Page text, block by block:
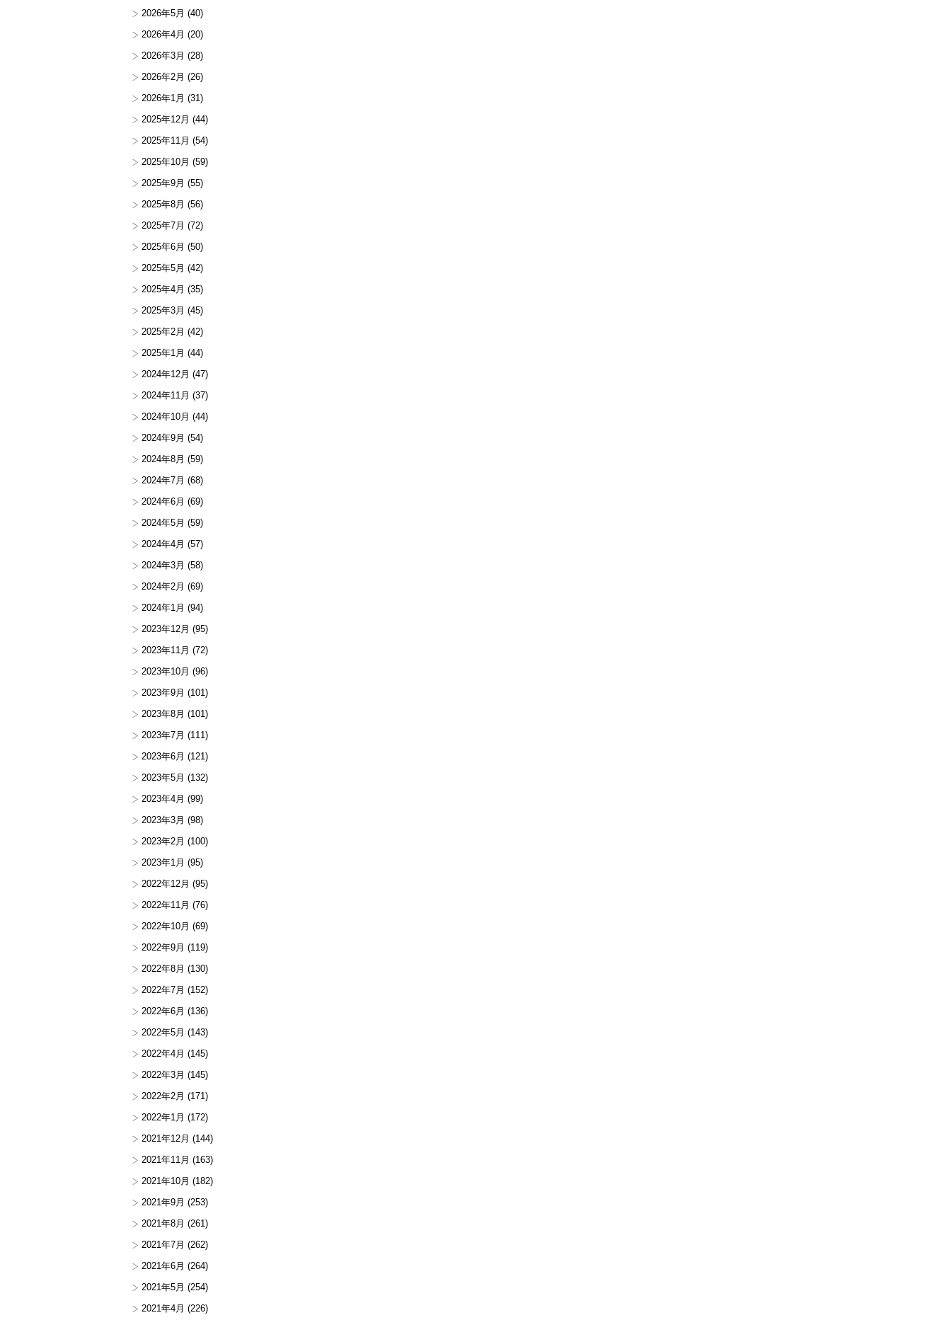
2026年5月 (40)
2026年4月 (20)
2026年3月 (28)
2026年2月 (26)
2026年1月 (31)
2025年12月 (44)
2025年11月 (54)
2025年10月 (59)
2025年9月 (55)
2025年8月 (56)
2025年7月 (72)
2025年6月 (50)
2025年5月 (42)
2025年4月 (35)
2025年3月 (45)
2025年2月 (42)
2025年1月 (44)
2024年12月 (47)
2024年11月 (37)
2024年10月 (44)
2024年9月 (54)
2024年8月 (59)
2024年7月 (68)
2024年6月 (69)
2024年5月 (59)
2024年4月 (57)
2024年3月 (58)
2024年2月 (69)
2024年1月 (94)
2023年12月 (95)
2023年11月 (72)
2023年10月 (96)
2023年9月 (101)
2023年8月 (101)
2023年7月 (111)
2023年6月 (121)
2023年5月 (132)
2023年4月 (99)
2023年3月 (98)
2023年2月 (100)
2023年1月 (95)
2022年12月 (95)
2022年11月 (76)
2022年10月 (69)
2022年9月 (119)
2022年8月 (130)
2022年7月 (152)
2022年6月 (136)
2022年5月 (143)
2022年4月 (145)
2022年3月 (145)
2022年2月 (171)
2022年1月 (172)
2021年12月 (144)
2021年11月 (163)
2021年10月 (182)
2021年9月 (253)
2021年8月 (261)
2021年7月 (262)
2021年6月 (264)
2021年5月 (254)
2021年4月 (226)